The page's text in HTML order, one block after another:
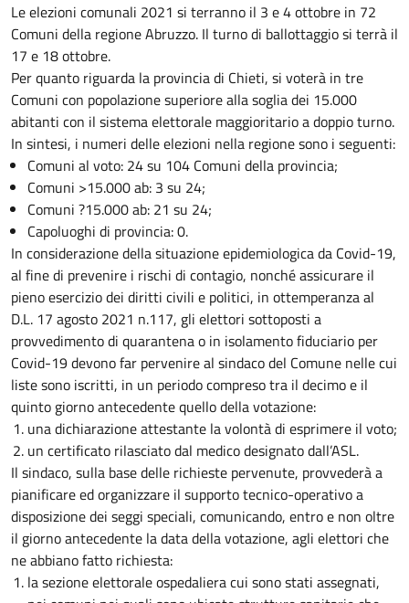
Le elezioni comunali 2021 si terranno il 3 e 4 ottobre in 72
Comuni della regione Abruzzo. Il turno di ballottaggio si terrà il
17 e 18 ottobre.
Per quanto riguarda la provincia di Chieti, si voterà in tre
Comuni con popolazione superiore alla soglia dei 15.000
abitanti con il sistema elettorale maggioritario a doppio turno.
In sintesi, i numeri delle elezioni nella regione sono i seguenti:
Comuni al voto: 24 su 104 Comuni della provincia;
Comuni >15.000 ab: 3 su 24;
Comuni ?15.000 ab: 21 su 24;
Capoluoghi di provincia: 0.
In considerazione della situazione epidemiologica da Covid-19,
al fine di prevenire i rischi di contagio, nonché assicurare il
pieno esercizio dei diritti civili e politici, in ottemperanza al
D.L. 17 agosto 2021 n.117, gli elettori sottoposti a
provvedimento di quarantena o in isolamento fiduciario per
Covid-19 devono far pervenire al sindaco del Comune nelle cui
liste sono iscritti, in un periodo compreso tra il decimo e il
quinto giorno antecedente quello della votazione:
una dichiarazione attestante la volontà di esprimere il voto;
un certificato rilasciato dal medico designato dall’ASL.
Il sindaco, sulla base delle richieste pervenute, provvederà a
pianificare ed organizzare il supporto tecnico-operativo a
disposizione dei seggi speciali, comunicando, entro e non oltre
il giorno antecedente la data della votazione, agli elettori che
ne abbiano fatto richiesta:
la sezione elettorale ospedaliera cui sono stati assegnati,